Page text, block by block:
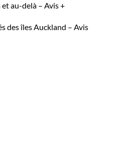
et au-delà – Avis +
des îles Auckland – Avis